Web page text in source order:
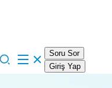
Soru Sor
Giriş Yap